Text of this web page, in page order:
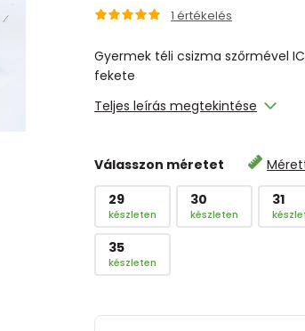
1 értékelés
Gyermek téli csizma szőrmével
fekete
Teljes leírás megtekintése
Válasszon méretet
29
készleten
30
készleten
31
35
készleten